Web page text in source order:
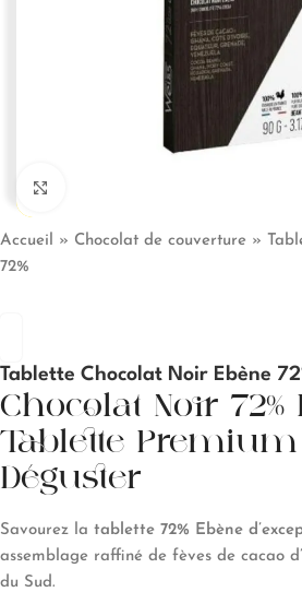
Accueil » Chocolat de couverture »
72%
Tablette Chocolat Noir Ebène
Chocolat Noir 72%
Tablette Premium
Déguster
Savourez la tablette 72% Ebène
assemblage raffiné de fèves de cacao
du Sud.